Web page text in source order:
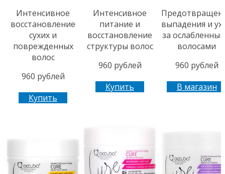
Интенсивное
восстановление
сухих и
поврежденных
волос
960 рублей
Купить
Интенсивное
питание и
восстановление
структуры волос
960 рублей
Купить
выпадения и
за
волосами
960 рублей
В магазин